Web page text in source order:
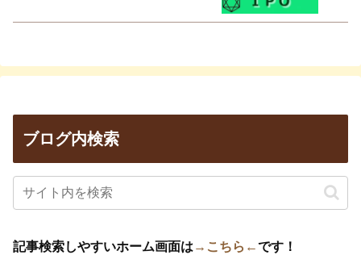
ブログ内検索
記事検索しやすいホーム画面は →こちら←です！